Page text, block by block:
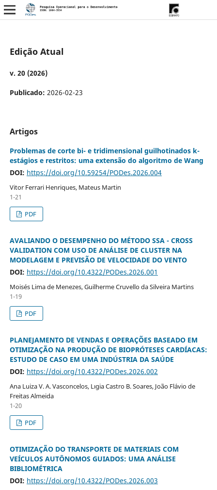
Edição Atual
v. 20 (2026)
Publicado: 2026-02-23
Artigos
Problemas de corte bi- e tridimensional guilhotinados k-
estágios e restritos: uma extensão do algoritmo de Wang
DOI: https://doi.org/10.59254/PODes.2026.004
Vitor Ferrari Henriques, Mateus Martin
1-21
PDF
AVALIANDO O DESEMPENHO DO MÉTODO SSA - CROSS
VALIDATION COM USO DE ANÁLISE DE CLUSTER NA
MODELAGEM E PREVISÃO DE VELOCIDADE DO VENTO
DOI: https://doi.org/10.4322/PODes.2026.001
Moisés Lima de Menezes, Guilherme Cruvello da Silveira Martins
1-19
PDF
PLANEJAMENTO DE VENDAS E OPERAÇÕES BASEADO EM
OTIMIZAÇÃO NA PRODUÇÃO DE BIOPRÓTESES CARDÍACAS:
ESTUDO DE CASO EM UMA INDÚSTRIA DA SAÚDE
DOI: https://doi.org/10.4322/PODes.2026.002
Ana Luiza V. A. Vasconcelos, Lıgia Castro B. Soares, João Flávio de
Freitas Almeida
1-20
PDF
OTIMIZAÇÃO DO TRANSPORTE DE MATERIAIS COM
VEÍCULOS AUTÔNOMOS GUIADOS: UMA ANÁLISE
BIBLIOMÉTRICA
DOI: https://doi.org/10.4322/PODes.2026.003